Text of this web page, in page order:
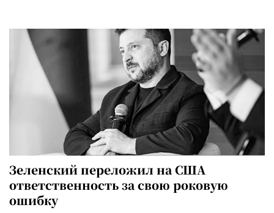
Зеленский переложил на США
ответственность за свою роковую
ошибку